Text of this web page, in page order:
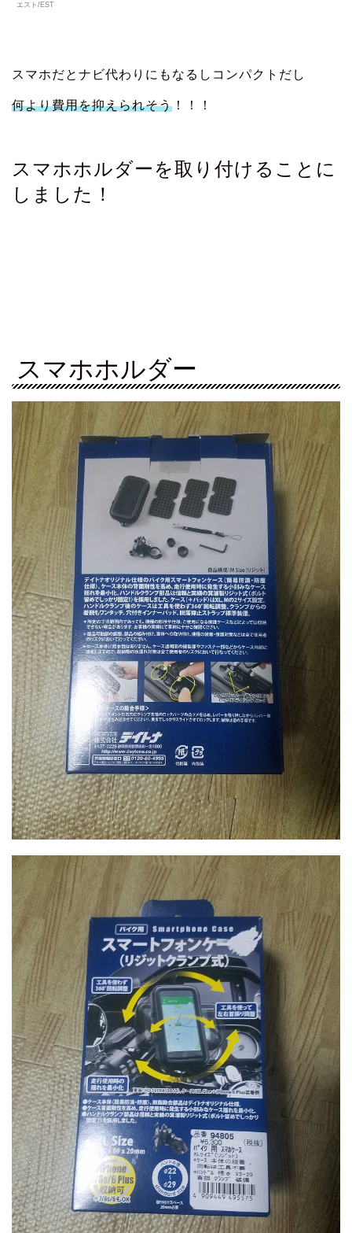
エスト/EST
スマホだとナビ代わりにもなるしコンパクトだし
何より費用を抑えられそう ！！！
スマホホルダーを取り付けることに
しました！
スマホホルダー